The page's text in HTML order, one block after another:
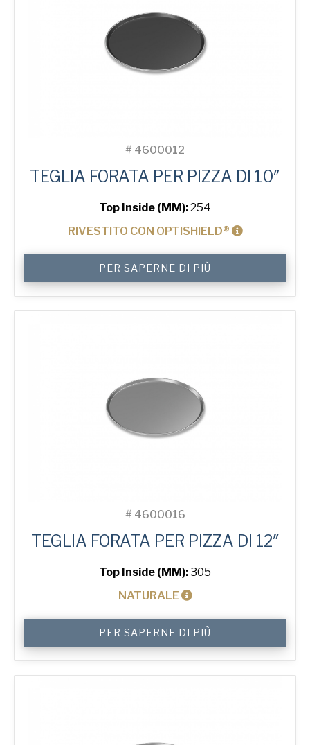
# 4600012
TEGLIA FORATA PER PIZZA DI 10″
Top Inside (MM):254
RIVESTITO CON OPTISHIELD®
Pizza
Tray
quantità
PER SAPERNE DI PIÙ
# 4600016
TEGLIA FORATA PER PIZZA DI 12″
Top Inside (MM):305
NATURALE
Pizza
Tray
quantità
PER SAPERNE DI PIÙ